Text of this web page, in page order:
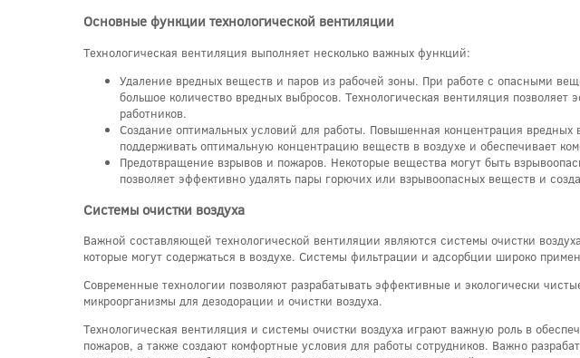
Основные функции технологической вентиляции
Технологическая вентиляция выполняет несколько важных функций:
Удаление вредных веществ и паров из рабочей зоны. При работе с опасными
большое количество вредных выбросов. Технологическая вентиляция
работников.
Создание оптимальных условий для работы. Повышенная концентрация
поддерживать оптимальную концентрацию веществ в воздухе и обеспечивает
Предотвращение взрывов и пожаров. Некоторые вещества могут быть
позволяет эффективно удалять пары горючих или взрывоопасных веществ и
Системы очистки воздуха
Важной составляющей технологической вентиляции являются системы очистки
которые могут содержаться в воздухе. Системы фильтрации и адсорбции широко
Современные технологии позволяют разрабатывать эффективные и экологически
микроорганизмы для дезодорации и очистки воздуха.
Технологическая вентиляция и системы очистки воздуха играют важную роль в
пожаров, а также создают комфортные условия для работы сотрудников. Важно